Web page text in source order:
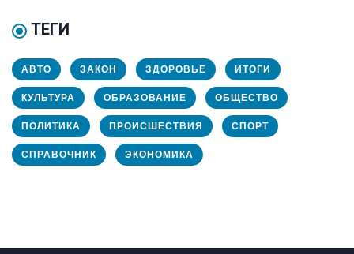
ТЕГИ
АВТО ЗАКОН ЗДОРОВЬЕ ИТОГИ
КУЛЬТУРА ОБРАЗОВАНИЕ ОБЩЕСТВО
ПОЛИТИКА ПРОИСШЕСТВИЯ СПОРТ
СПРАВОЧНИК ЭКОНОМИКА